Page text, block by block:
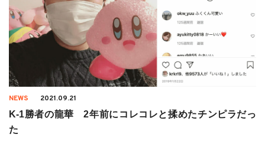
NEWS 2021.09.21
K-1勝者の龍華 2年前にコレコレと揉めたチンピラだっ
た